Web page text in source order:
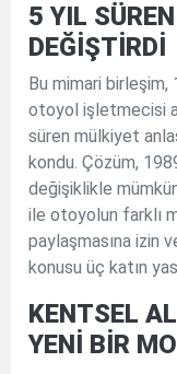
5 YIL
DEĞİŞTİRDİ
Bu mimari
otoyol işletmecisi
süren mülkiyet
kondu. Çözüm,
değişiklikle
ile otoyolun farklı
paylaşmasına izin
konusu üç katın
KENTSEL
YENİ BİR